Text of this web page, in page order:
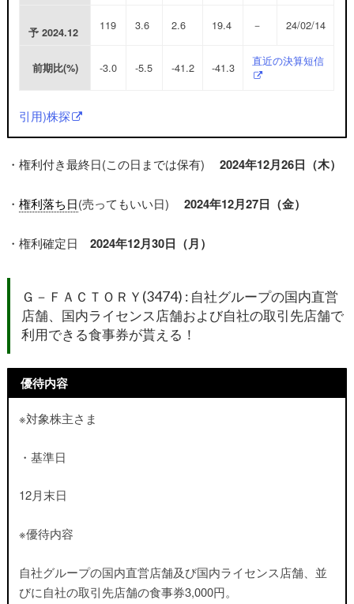
予2024.12 119 3.6 2.6 19.4 － 24/02/14
前期比(%) -3.0 -5.5 -41.2 -41.3 直近の決算短信
引用)株探
・権利付き最終日(この日までは保有) 2024年12月26日（木）
・ 権利落ち日(売ってもいい日) 2024年12月27日（金）
・権利確定日 2024年12月30日（月）
Ｇ－ＦＡＣＴＯＲＹ(3474) : 自社グループの国内直営
店舗、国内ライセンス店舗および自社の取引先店舗で
利用できる食事券が貰える！
優待内容
※対象株主さま
・基準日
12月末日
※優待内容
自社グループの国内直営店舗及び国内ライセンス店舗、並
びに自社の取引先店舗の食事券3,000円。